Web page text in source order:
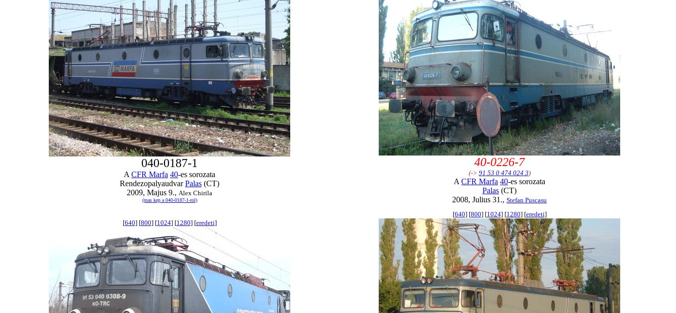
040-0187-1
A CFR Marfa 40-es sorozata
RendezopalyaudvarPalas (CT)
2009, Majus 9., Alex Chirila
(mas kep a 040-0187-1-rol)
40-0226-7
(-> 91 53 0 474 024 3)
A CFR Marfa 40-es sorozata
Palas (CT)
2008, Julius 31., Stefan Puscasu
[640] [800] [1024] [1280] [eredeti]
[640] [800] [1024] [1280] [eredeti]